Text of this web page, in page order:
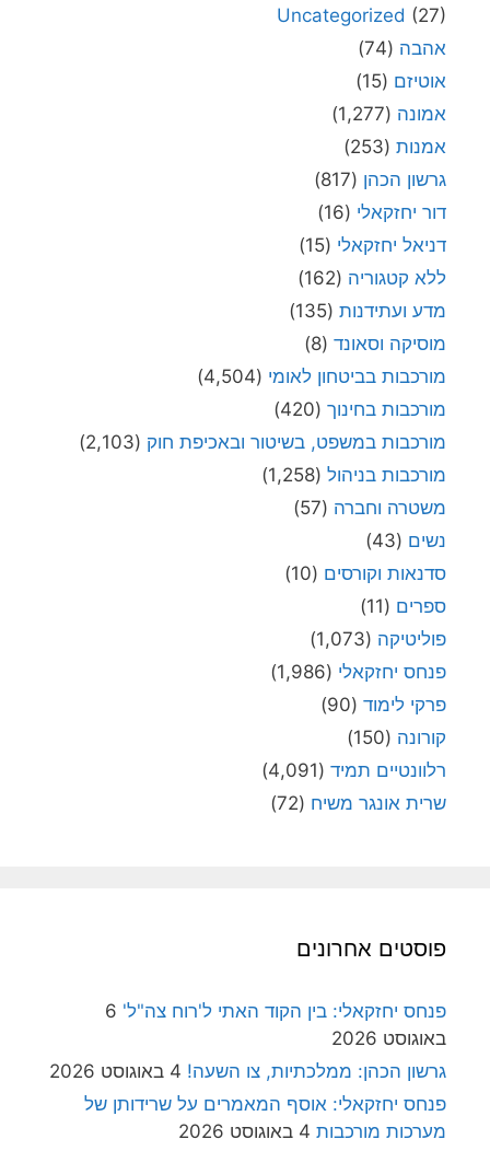
Uncategorized (27)
אהבה (74)
אוטיזם (15)
אמונה (1,277)
אמנות (253)
גרשון הכהן (817)
דור יחזקאלי (16)
דניאל יחזקאלי (15)
ללא קטגוריה (162)
מדע ועתידנות (135)
מוסיקה וסאונד (8)
מורכבות בביטחון לאומי (4,504)
מורכבות בחינוך (420)
מורכבות במשפט, בשיטור ובאכיפת חוק (2,103)
מורכבות בניהול (1,258)
משטרה וחברה (57)
נשים (43)
סדנאות וקורסים (10)
ספרים (11)
פוליטיקה (1,073)
פנחס יחזקאלי (1,986)
פרקי לימוד (90)
קורונה (150)
רלוונטיים תמיד (4,091)
שרית אונגר משיח (72)
פוסטים אחרונים
פנחס יחזקאלי: בין הקוד האתי ל'רוח צה"ל' 6
באוגוסט 2026
גרשון הכהן: ממלכתיות, צו השעה! 4 באוגוסט 2026
פנחס יחזקאלי: אוסף המאמרים על שרידותן של
מערכות מורכבות 4 באוגוסט 2026